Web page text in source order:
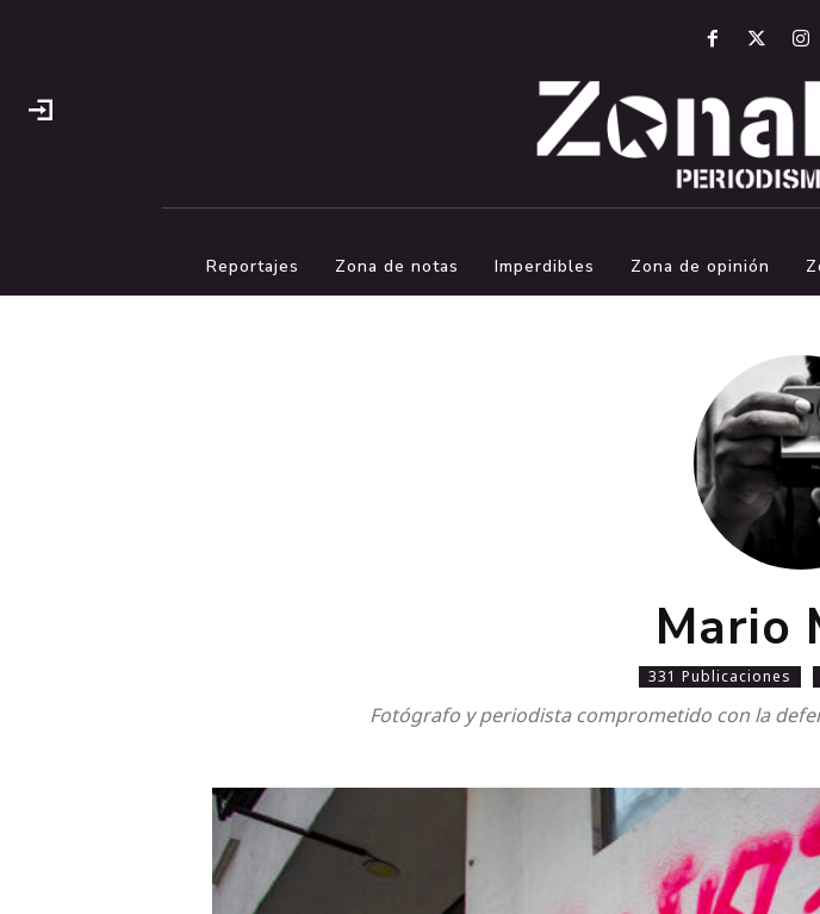
Reportajes Zona de notas Imperdibles Zona de opinión
Mario
331 Publicaciones
Fotógrafo y periodista comprometido con la